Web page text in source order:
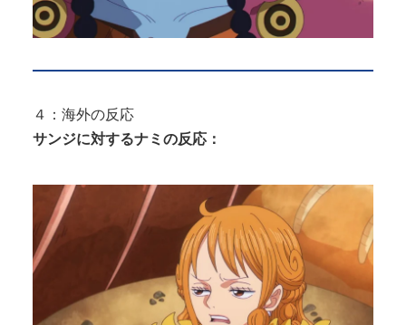
４：海外の反応
サンジに対するナミの反応：